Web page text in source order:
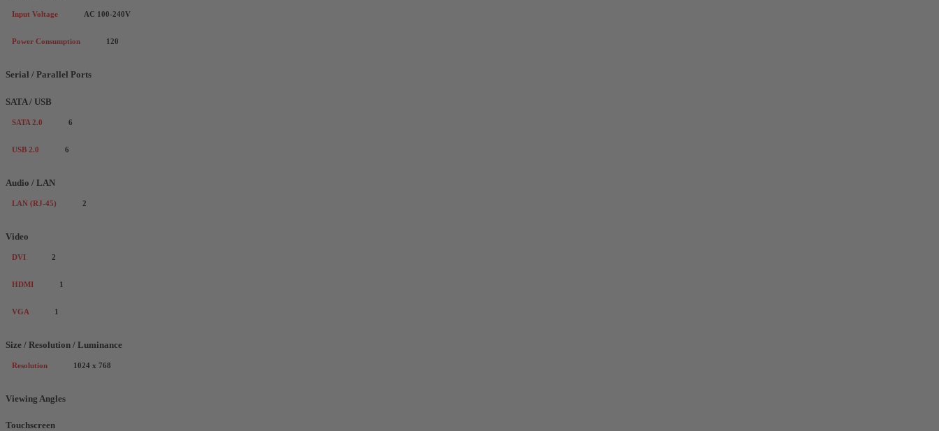
Input Voltage AC 100-240V
Power Consumption 120
Serial / Parallel Ports
SATA / USB
SATA 2.0 6
USB 2.0 6
Audio / LAN
LAN (RJ-45) 2
Video
DVI 2
HDMI 1
VGA 1
Size / Resolution / Luminance
Resolution 1024 x 768
Viewing Angles
Touchscreen